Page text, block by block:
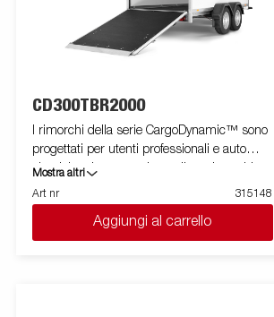
CD300TBR2000
I rimorchi della serie CargoDynamic™ sono
progettati per utenti professionali e auto
elettriche che necessitano di un rimorchio
leggero in grado di coprire e proteggere le
proprie merci. Il rimorchio offre un'elevata
capacità di carico. Il design del rimorchio offre
la possibilità di una profilatura completa su
Mostra altri
Art nr
315148
Aggiungi al carrello